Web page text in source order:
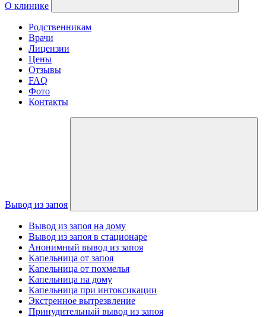
О клинике
Родственникам
Врачи
Лицензии
Цены
Отзывы
FAQ
Фото
Контакты
Вывод из запоя
Вывод из запоя на дому
Вывод из запоя в стационаре
Анонимный вывод из запоя
Капельница от запоя
Капельница от похмелья
Капельница на дому
Капельница при интоксикации
Экстренное вытрезвление
Принудительный вывод из запоя